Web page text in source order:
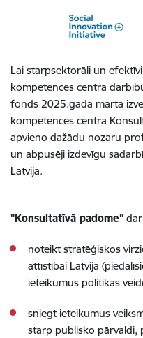
Lai starpsektorāli un
kompetences centra
fonds 2025.gada martā
kompetences centra
apvieno dažādu nozaru
un abpusēji izdevīgu
Latvijā.
"Konsultatīvā padome"
noteikt stratēģiskos
attīstībai Latvijā
ieteikumus politikas
sniegt ieteikumus
starp publisko pārvaldi,